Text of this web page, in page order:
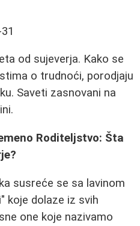
od sujeverja. Kako se
o trudnoći, porodjaju
Saveti zasnovani na
Roditeljstvo: Šta
susreće se sa lavinom
koje dolaze iz svih
one koje nazivamo